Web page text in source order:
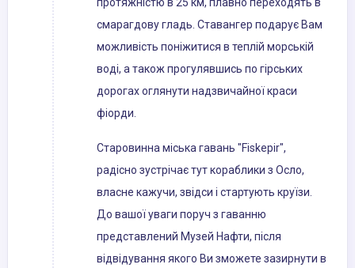
протяжністю в 25 км, плавно переходять в
смарагдову гладь. Ставангер подарує Вам
можливість поніжитися в теплій морській
воді, а також прогулявшись по гірських
дорогах оглянути надзвичайної краси
фіорди.
Старовинна міська гавань "Fiskepir",
радісно зустрічає тут кораблики з Осло,
власне кажучи, звідси і стартують круїзи.
До вашої уваги поруч з гаванню
представлений Музей Нафти, після
відвідування якого Ви зможете зазирнути в